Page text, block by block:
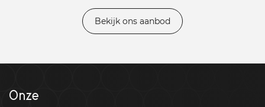
Bekijk ons aanbod
Onze